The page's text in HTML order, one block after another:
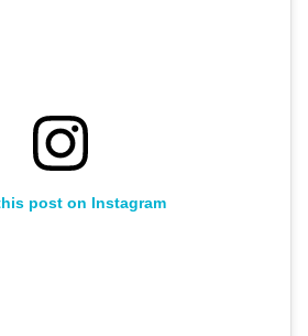
post on Instagram